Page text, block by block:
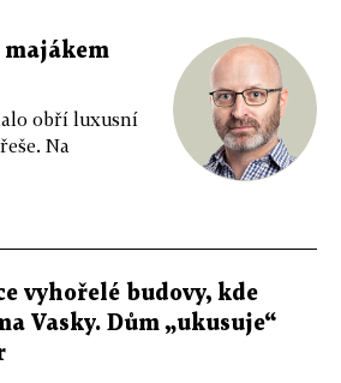
majákem
obří luxusní
Na
vyhořelé budovy, kde
Vasky. Dům „ukusuje“